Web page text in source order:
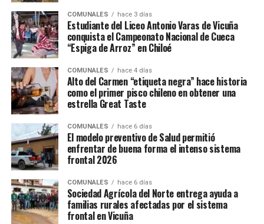
COMUNALES hace 3 días
Estudiante del Liceo Antonio Varas de Vicuña
conquista el Campeonato Nacional de Cueca
“Espiga de Arroz” en Chiloé
COMUNALES hace 4 días
Alto del Carmen “etiqueta negra” hace historia
como el primer pisco chileno en obtener una
estrella Great Taste
COMUNALES hace 6 días
El modelo preventivo de Salud permitió
enfrentar de buena forma el intenso sistema
frontal 2026
COMUNALES hace 6 días
Sociedad Agrícola del Norte entrega ayuda a
familias rurales afectadas por el sistema
frontal en Vicuña